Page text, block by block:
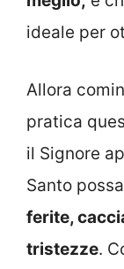
ideale per
Allora
pratica
il Signore
Santo
ferite,
tristezze.